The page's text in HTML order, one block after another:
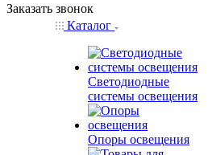
Заказать звонок
Каталог
Светодиодные
системы освещения
Опоры освещения